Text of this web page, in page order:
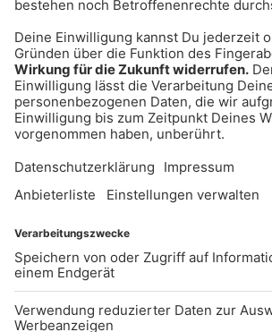
UNTERNEHMEN
Kontakt